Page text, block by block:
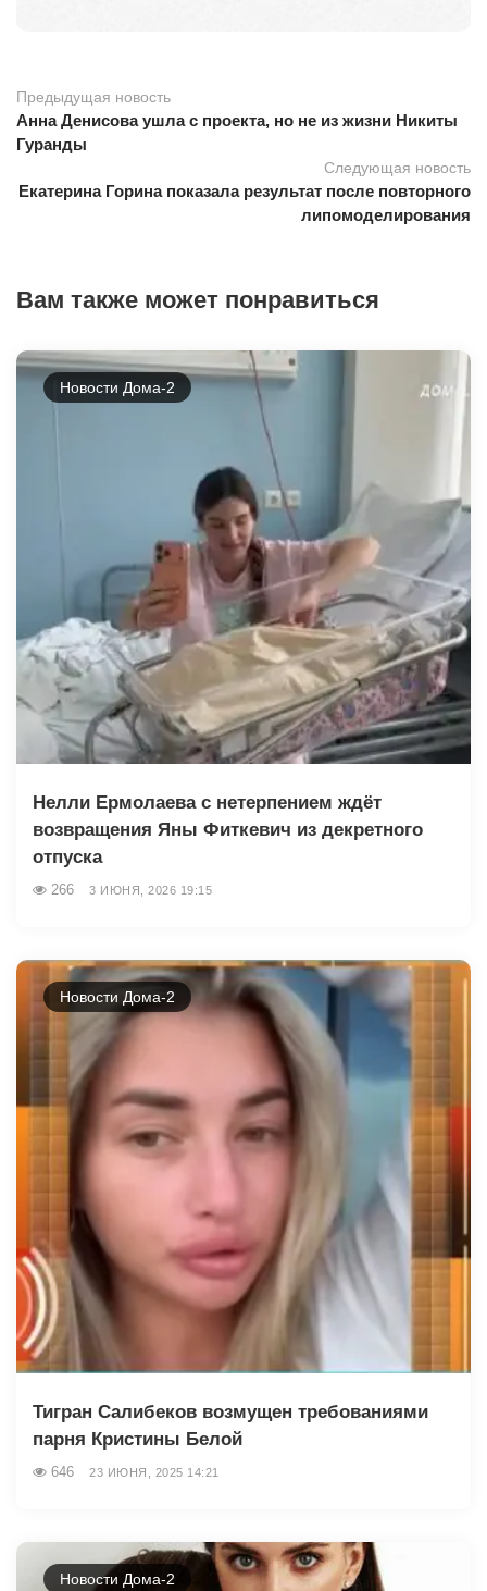
Предыдущая новость
Анна Денисова ушла с проекта, но не из жизни Никиты
Гуранды
Следующая новость
Екатерина Горина показала результат после повторного
липомоделирования
Вам также может понравиться
Новости Дома-2
Нелли Ермолаева с нетерпением ждёт
возвращения Яны Фиткевич из декретного
отпуска
266 3 ИЮНЯ, 2026 19:15
Новости Дома-2
Тигран Салибеков возмущен требованиями
парня Кристины Белой
646 23 ИЮНЯ, 2025 14:21
Новости Дома-2